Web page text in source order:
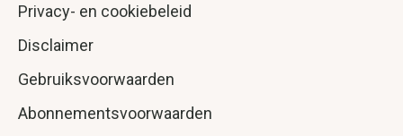
Privacy- en cookiebeleid
Disclaimer
Gebruiksvoorwaarden
Abonnementsvoorwaarden